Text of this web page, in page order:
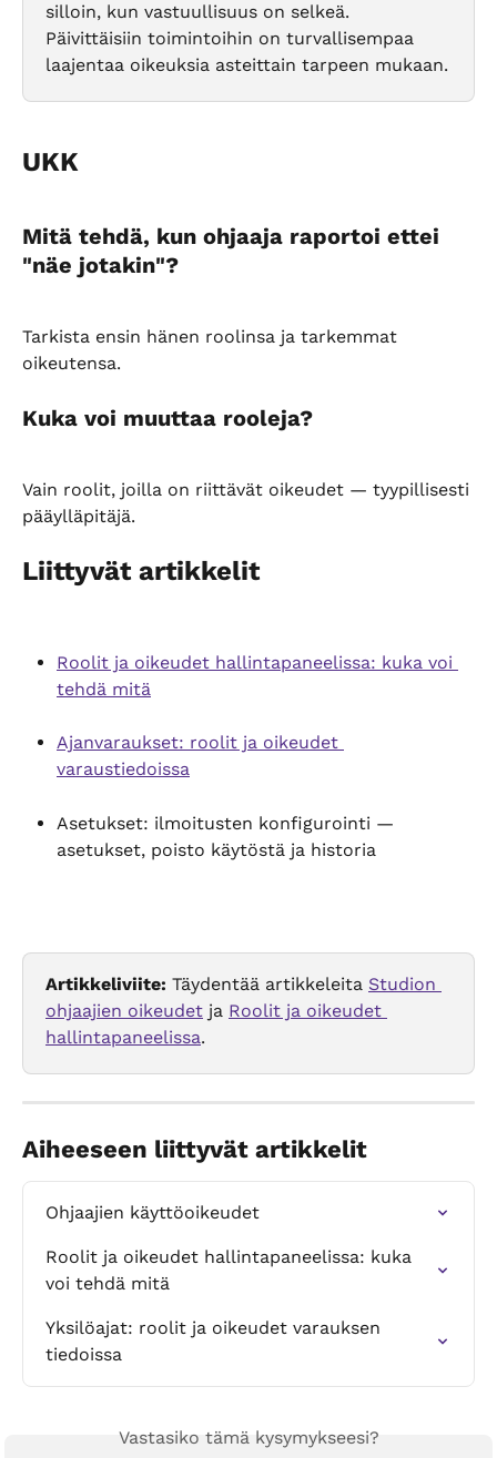
silloin, kun vastuullisuus on selkeä.
Päivittäisiin toimintoihin on turvallisempaa
laajentaa oikeuksia asteittain tarpeen mukaan.
UKK
Mitä tehdä, kun ohjaaja raportoi ettei
"näe jotakin"?
Tarkista ensin hänen roolinsa ja tarkemmat
oikeutensa.
Kuka voi muuttaa rooleja?
Vain roolit, joilla on riittävät oikeudet — tyypillisesti
pääylläpitäjä.
Liittyvät artikkelit
Roolit ja oikeudet hallintapaneelissa: kuka voi
tehdä mitä
Ajanvaraukset: roolit ja oikeudet
varaustiedoissa
Asetukset: ilmoitusten konfigurointi —
asetukset, poisto käytöstä ja historia
Artikkeliviite: Täydentää artikkeleita Studion
ohjaajien oikeudet ja Roolit ja oikeudet
hallintapaneelissa.
Aiheeseen liittyvät artikkelit
Ohjaajien käyttöoikeudet
Roolit ja oikeudet hallintapaneelissa: kuka
voi tehdä mitä
Yksilöajat: roolit ja oikeudet varauksen
tiedoissa
Vastasiko tämä kysymykseesi?